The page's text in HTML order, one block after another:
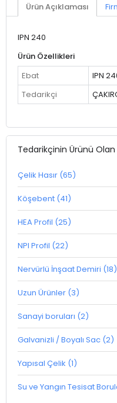
Ürün Açıklaması
IPN 240
Ürün Özellikleri
Ebat
IPN
Tedarikçi
Tedarikçinin Ürünü
Çelik Hasır (65)
Köşebent (41)
HEA Profil (25)
NPI Profil (22)
Nervürlü İnşaat Demiri (18)
Uzun Ürünler (3)
Sanayi boruları (2)
Galvanizli / Boyalı Sac (2)
Yapısal Çelik (1)
Su ve Yangın Tesisat